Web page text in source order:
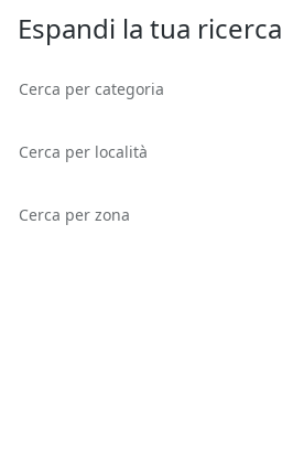
Espandi la tua ricerca
Cerca per categoria
Cerca per località
Cerca per zona